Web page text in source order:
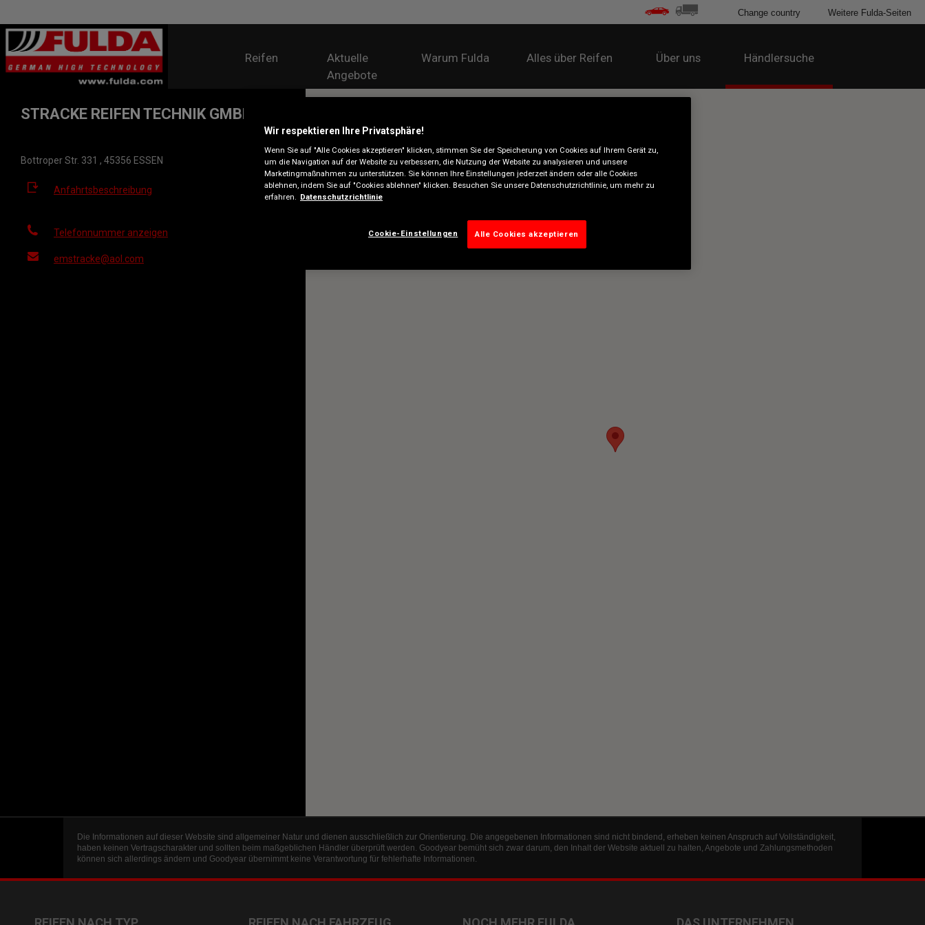
Reifen
Aktuelle
Angebote
Warum Fulda Alles über Reifen Über uns Händlersuche
Change country Weitere Fulda-Seiten
STRACKE REIFEN TECHNIK GMBH
Bottroper Str. 331 , 45356 ESSEN
Anfahrtsbeschreibung
Telefonnummer anzeigen
emstracke@aol.com
Die Informationen auf dieser Website sind allgemeiner Natur und dienen ausschließlich zur Orientierung. Die angegebenen Informationen sind nicht bindend, erheben keinen Anspruch auf Vollständigkeit,
haben keinen Vertragscharakter und sollten beim maßgeblichen Händler überprüft werden. Goodyear bemüht sich zwar darum, den Inhalt der Website aktuell zu halten, Angebote und Zahlungsmethoden
können sich allerdings ändern und Goodyear übernimmt keine Verantwortung für fehlerhafte Informationen.
Wir respektieren Ihre Privatsphäre!
Wenn Sie auf "Alle Cookies akzeptieren" klicken, stimmen Sie der Speicherung von Cookies auf Ihrem Gerät zu,
um die Navigation auf der Website zu verbessern, die Nutzung der Website zu analysieren und unsere
Marketingmaßnahmen zu unterstützen. Sie können Ihre Einstellungen jederzeit ändern oder alle Cookies
ablehnen, indem Sie auf "Cookies ablehnen" klicken. Besuchen Sie unsere Datenschutzrichtlinie, um mehr zu
erfahren. Datenschutzrichtlinie
Cookie-Einstellungen Alle Cookies akzeptieren